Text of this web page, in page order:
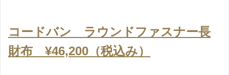
コードバン ラウンドファスナー長
財布 ¥46,200（税込み）